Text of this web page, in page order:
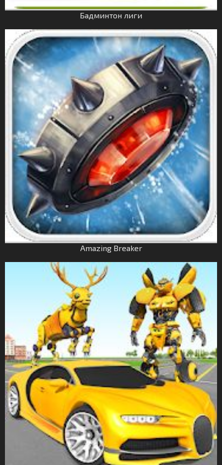
Бадминтон лиги
Amazing Breaker